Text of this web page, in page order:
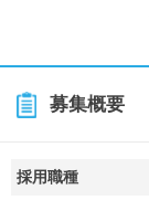
募集概要
採用職種